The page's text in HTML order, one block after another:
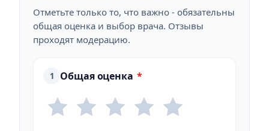
Отметьте только то, что важно - обязательны
общая оценка и выбор врача. Отзывы
проходят модерацию.
1 Общая оценка *